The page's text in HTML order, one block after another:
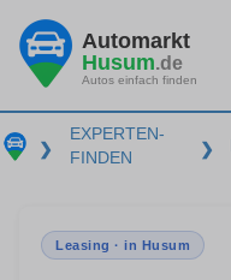
Automarkt
Husum.de
Autos einfach finden
❯
EXPERTEN-
FINDEN
❯
Leasing · in Husum